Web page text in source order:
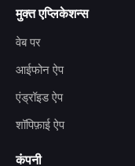
मुक्त एप्लिकेशन्स
वेब पर
आईफोन ऐप
एंड्रॉइड ऐप
शॉपिफ़ाई ऐप
कंपनी